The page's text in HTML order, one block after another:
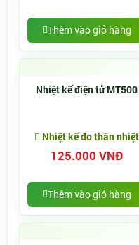
Thêm vào giỏ hàng
Nhiệt kế điện tử MT500
Nhiệt kế đo thân nhiệt
125.000 VNĐ
Thêm vào giỏ hàng